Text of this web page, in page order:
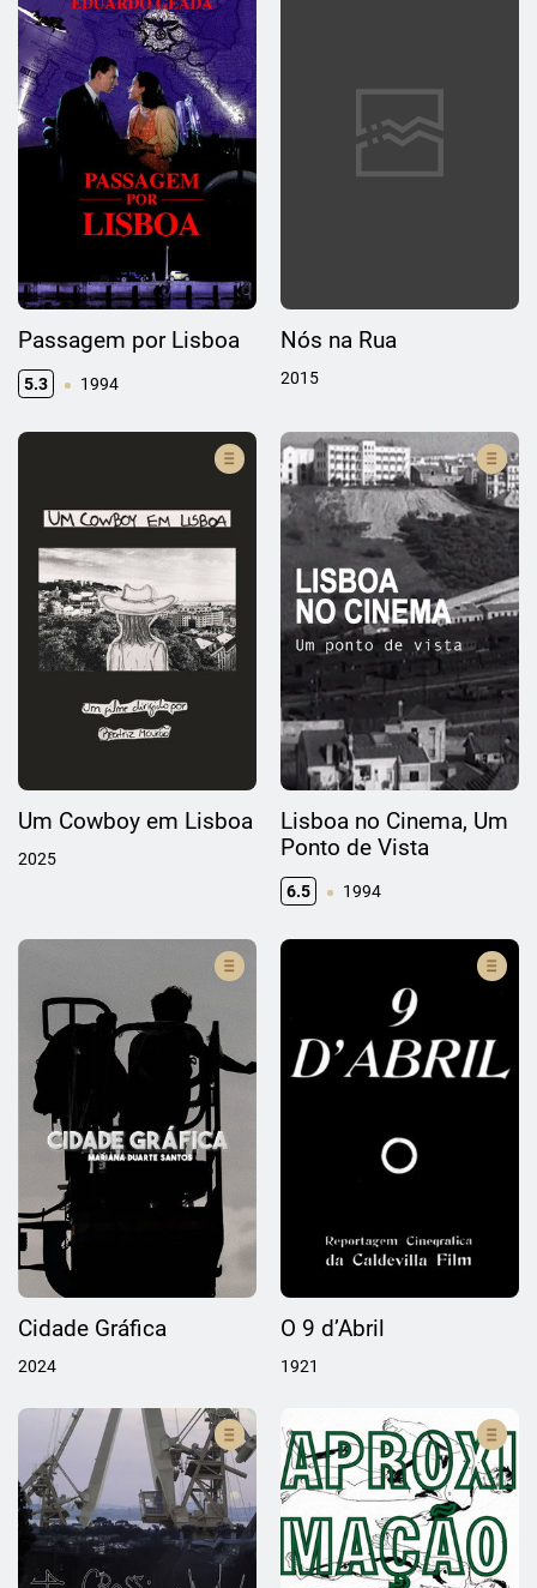
Passagem por Lisboa
5.3 1994
Nós na Rua
2015
Um Cowboy em Lisboa
2025
Lisboa no Cinema, Um
Ponto de Vista
6.5 1994
Cidade Gráfica
2024
O 9 d’Abril
1921